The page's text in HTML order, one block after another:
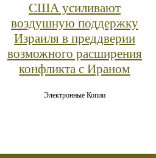
США усиливают
воздушную поддержку
Израиля в преддверии
возможного расширения
конфликта с Ираном
Электронные Копии